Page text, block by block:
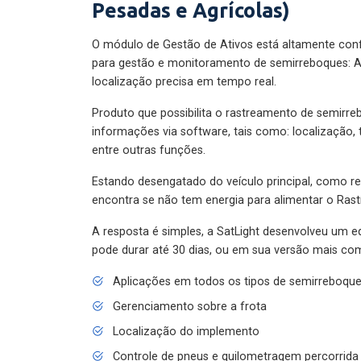
Pesadas e Agrícolas)
O módulo de Gestão de Ativos está altamente
para gestão e monitoramento de semirreboques:
localização precisa em tempo real.
Produto que possibilita o rastreamento de
informações via software, tais como: localização,
entre outras funções.
Estando desengatado do veículo principal, como
encontra se não tem energia para alimentar o
A resposta é simples, a SatLight desenvolveu um
pode durar até 30 dias, ou em sua versão mais
Aplicações em todos os tipos de
Gerenciamento sobre a frota
Localização do implemento
Controle de pneus e quilometragem percorrida